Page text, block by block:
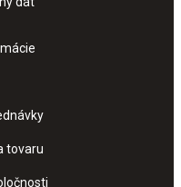
tovaru